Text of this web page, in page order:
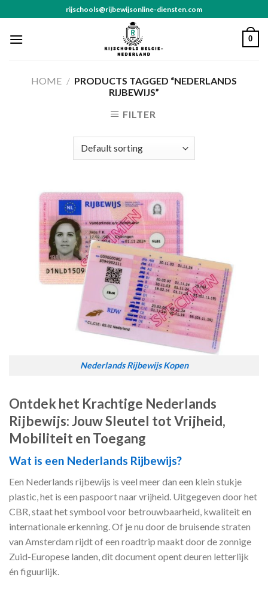
to
content
rijschools@rijbewijsonline-diensten.com
0
HOME / PRODUCTS TAGGED “NEDERLANDS
RIJBEWIJS”
FILTER
Nederlands Rijbewijs Kopen
Ontdek het Krachtige Nederlands
Rijbewijs: Jouw Sleutel tot Vrijheid,
Mobiliteit en Toegang
Wat is een Nederlands Rijbewijs?
Een Nederlands rijbewijs is veel meer dan een klein stukje
plastic, het is een paspoort naar vrijheid. Uitgegeven door het
CBR, staat het symbool voor betrouwbaarheid, kwaliteit en
internationale erkenning. Of je nu door de bruisende straten
van Amsterdam rijdt of een roadtrip maakt door de zonnige
Zuid-Europese landen, dit document opent deuren letterlijk
én figuurlijk.